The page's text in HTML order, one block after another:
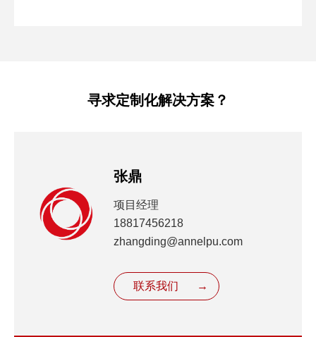
寻求定制化解决方案？
张鼎
项目经理
18817456218
zhangding@annelpu.com
联系我们 →